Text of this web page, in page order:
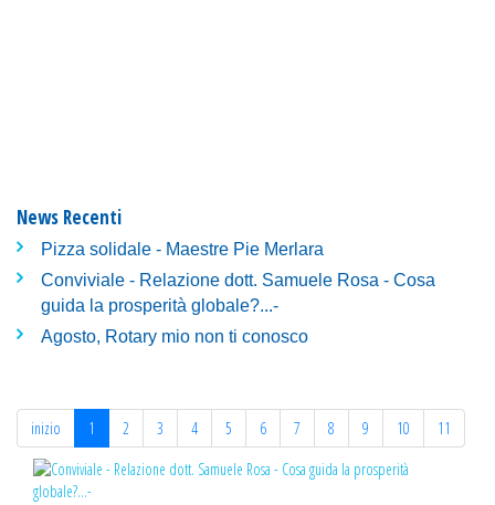
News Recenti
Pizza solidale - Maestre Pie Merlara
Conviviale - Relazione dott. Samuele Rosa - Cosa
guida la prosperità globale?...-
Agosto, Rotary mio non ti conosco
inizio 1 2 3 4 5 6 7 8 9 10 11